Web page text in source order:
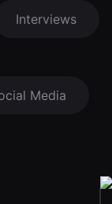
Interviews
Media